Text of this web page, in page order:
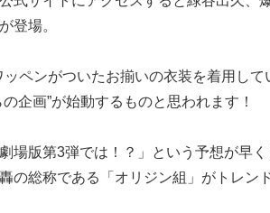
登場。
ッペンがついたお揃いの衣装を着用し
企画”が始動するものと思われます！
場版第3弾では！？」という予想が早
の総称である「オリジン組」がトレン